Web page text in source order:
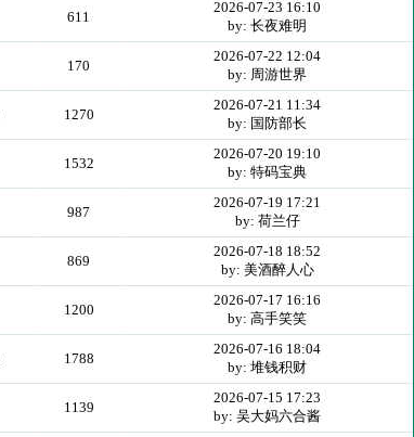
611
2026-07-23 16:10
by: 长夜难明
170
2026-07-22 12:04
by: 周游世界
1270
2026-07-21 11:34
by: 国防部长
1532
2026-07-20 19:10
by: 特码宝典
987
2026-07-19 17:21
by: 荷兰仔
869
2026-07-18 18:52
by: 美酒醉人心
1200
2026-07-17 16:16
by: 高手笑笑
1788
2026-07-16 18:04
by: 堆钱积财
1139
2026-07-15 17:23
by: 吴大妈六合酱